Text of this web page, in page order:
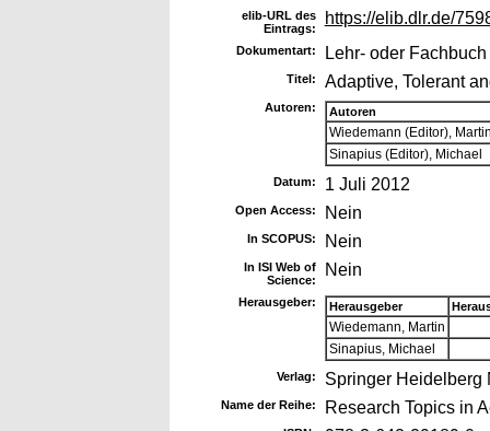
elib-URL des
Eintrags:
https://elib.dlr.de/
Dokumentart: Lehr- oder Fachbuch
Titel: Adaptive, Tolerant
Autoren: Autoren
Wiedemann (Editor),
Sinapius (Editor), Michael
Datum: 1 Juli 2012
Open Access: Nein
In SCOPUS: Nein
In ISI Web of
Science:
Nein
Herausgeber: Herausgeber
Wiedemann, Martin
Sinapius, Michael
Verlag: Springer Heidelberg
Name der Reihe: Research Topics in